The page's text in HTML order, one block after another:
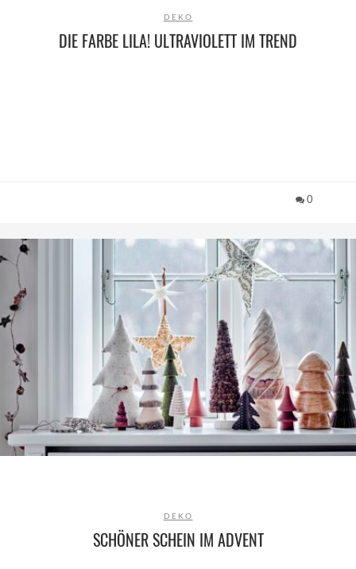
DEKO
DIE FARBE LILA! ULTRAVIOLETT IM TREND
0
DEKO
SCHÖNER SCHEIN IM ADVENT